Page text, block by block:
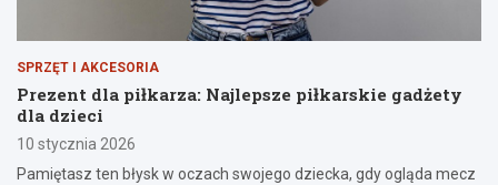
SPRZĘT I AKCESORIA
Prezent dla piłkarza: Najlepsze piłkarskie gadżety
dla dzieci
10 stycznia 2026
Pamiętasz ten błysk w oczach swojego dziecka, gdy ogląda mecz